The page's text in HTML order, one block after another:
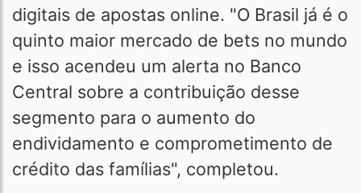
digitais de apostas online. "O Brasil já é o
quinto maior mercado de bets no mundo
e isso acendeu um alerta no Banco
Central sobre a contribuição desse
segmento para o aumento do
endividamento e comprometimento de
crédito das famílias", completou.